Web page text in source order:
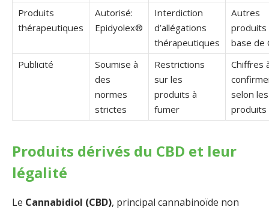
Produits
thérapeutiques
Autorisé:
Epidyolex®
Interdiction
d’allégations
thérapeutiques
Autres
produits
base de
Publicité
Soumise à
des
normes
strictes
Restrictions
sur les
produits à
fumer
Chiffres
selon les
produits
Produits dérivés du CBD et leur
légalité
Le Cannabidiol (CBD), principal cannabinoïde non